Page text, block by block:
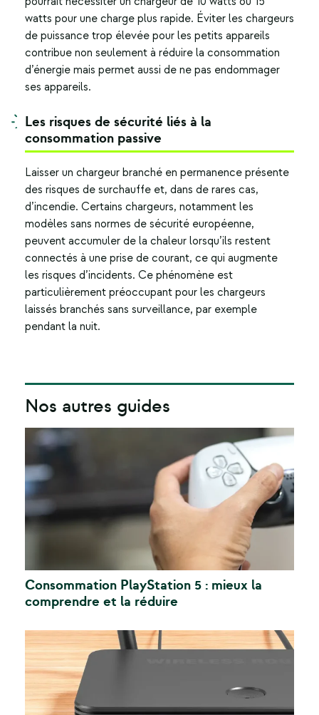
watts pour une charge plus rapide. Éviter les chargeurs
de puissance trop élevée pour les petits appareils
contribue non seulement à réduire la consommation
d’énergie mais permet aussi de ne pas endommager
ses appareils.
Les risques de sécurité liés à la
consommation passive
Laisser un chargeur branché en permanence présente
des risques de surchauffe et, dans de rares cas,
d’incendie. Certains chargeurs, notamment les
modèles sans normes de sécurité européenne,
peuvent accumuler de la chaleur lorsqu’ils restent
connectés à une prise de courant, ce qui augmente
les risques d’incidents. Ce phénomène est
particulièrement préoccupant pour les chargeurs
laissés branchés sans surveillance, par exemple
pendant la nuit.
Nos autres guides
Consommation PlayStation 5 : mieux la
comprendre et la réduire